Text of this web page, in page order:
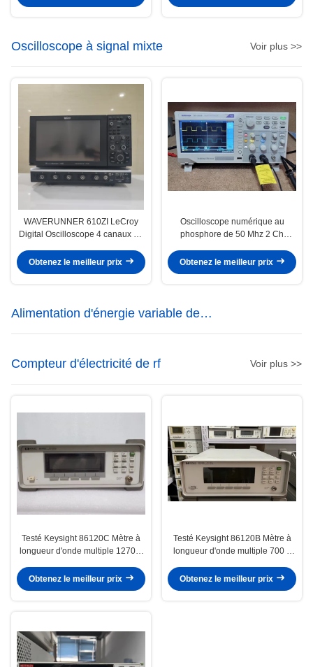
Oscilloscope à signal mixte Voir plus >>
WAVERUNNER 610ZI LeCroy
Digital Oscilloscope 4 canaux 20
Obtenez le meilleur prix
Oscilloscope numérique au
phosphore de 50 Mhz 2 Ch
Obtenez le meilleur prix
Alimentation d'énergie variable de
C.C à C.A.
Compteur d'électricité de rf
Voir plus >>
Testé Keysight 86120C Mètre à
longueur d'onde multiple 1270 à
Obtenez le meilleur prix
Testé Keysight 86120B Mètre à
longueur d'onde multiple 700 à
Obtenez le meilleur prix